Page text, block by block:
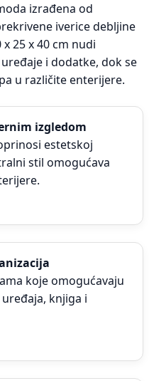
izrađena od
iverice debljine
25 x 40 cm nudi
i dodatke, dok se
u različite enterijere.
izgledom
estetskoj
stil omogućava
koje omogućavaju
knjiga i